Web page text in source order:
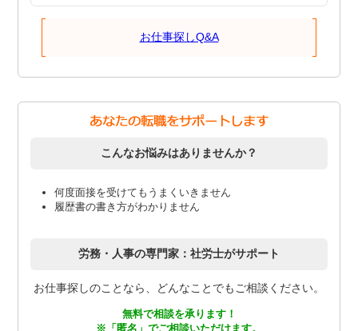
お仕事探しQ&A
こんなお悩みはありませんか？
何度面接を受けてもうまくいきません
履歴書の書き方がわかりません
労務・人事の専門家：社労士がサポート
お仕事探しのことなら、どんなことでもご相談ください。
無料で相談を承ります！
※「匿名」でご相談いただけます。